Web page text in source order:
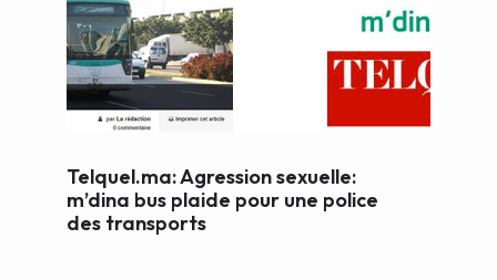
WEB AND PORTALS
OTHER / AUTRES
Telquel.ma: Agression sexuelle:
m’dina bus plaide pour une police
des transports